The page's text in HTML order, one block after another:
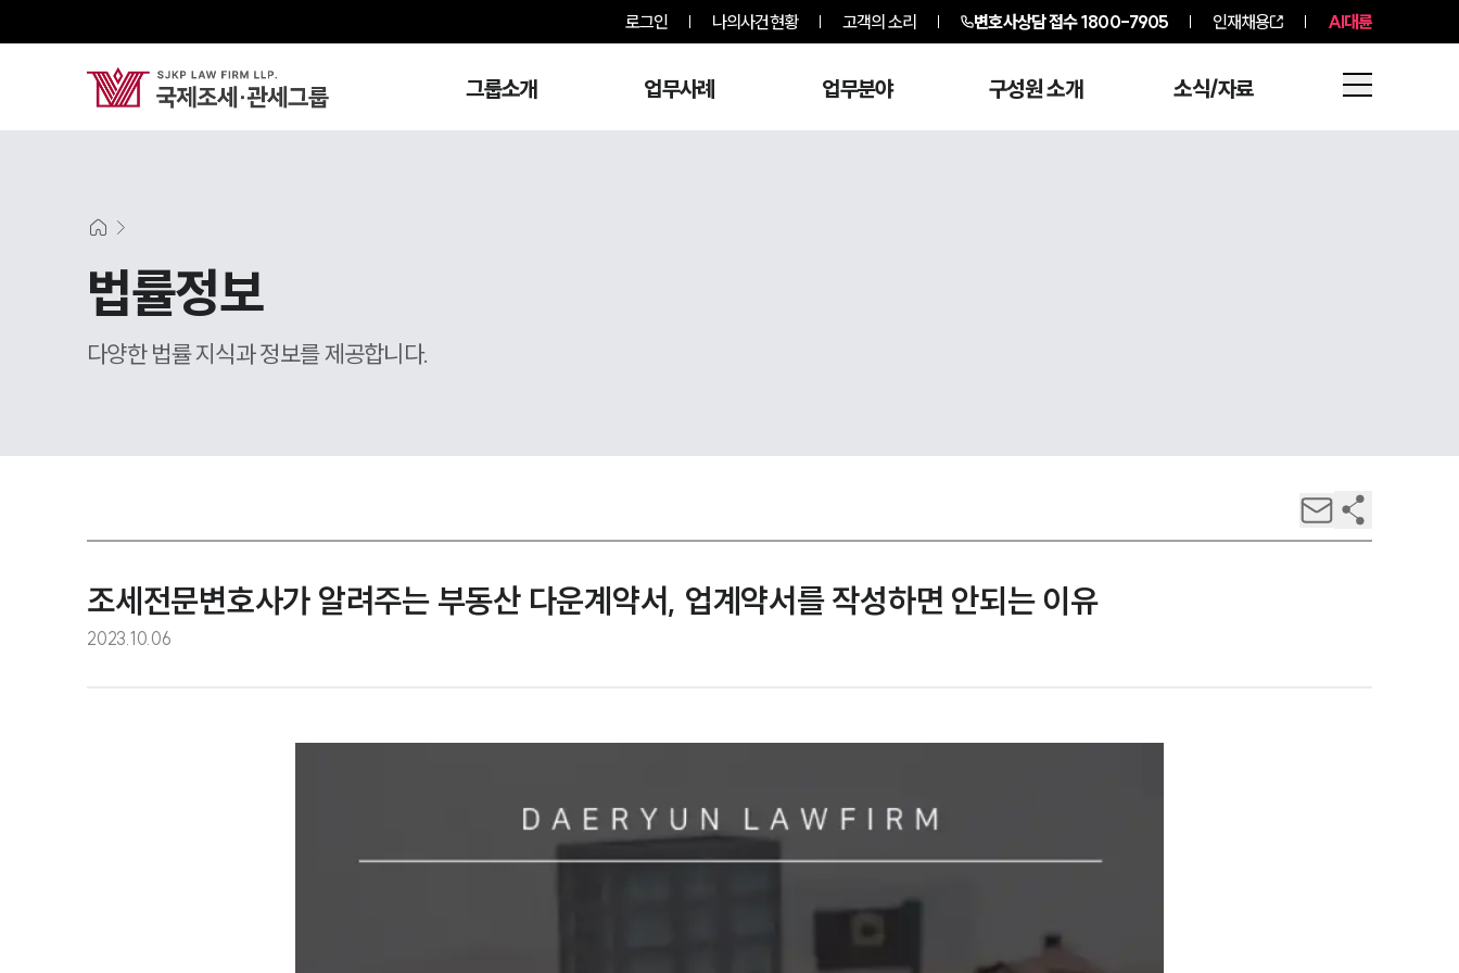
로그인 나의사건현황 고객의 소리 변호사상담 접수1800-7905 인재채용 AI대륜
그룹소개 업무사례 업무분야 구성원 소개 소식/자료
법률정보
다양한 법률 지식과 정보를 제공합니다.
조세전문변호사가 알려주는 부동산 다운계약서, 업계약서를 작성하면 안되는 이유
2023.10.06